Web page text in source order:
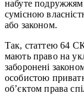
набуте
сумісною
або законом.
Так, статтею 64
мають право на
заборонені
особистою
об’єктом права